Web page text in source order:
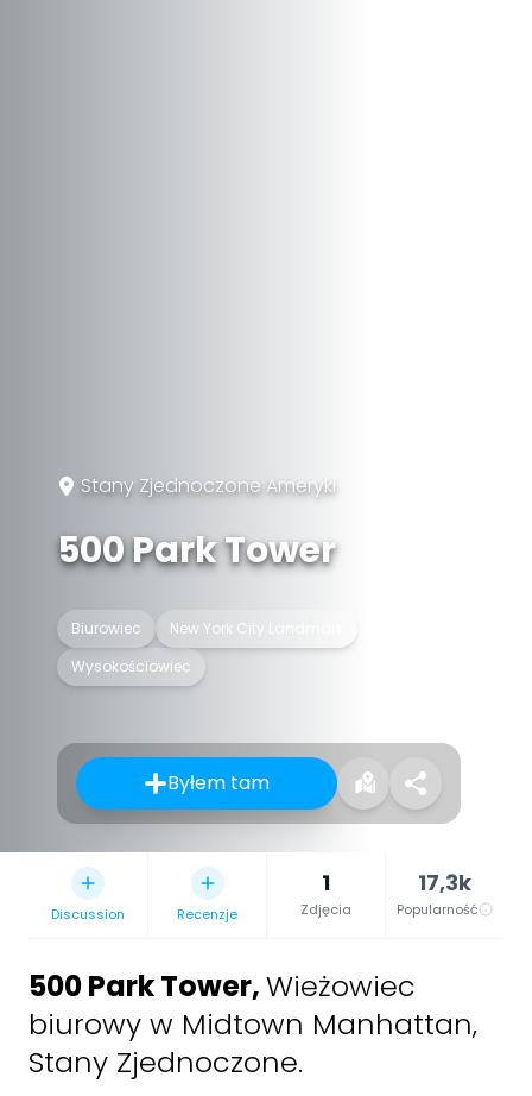
Stany Zjednoczone Ameryki
500 Park Tower
Biurowiec
New York City Landmark
Wysokościowiec
Byłem tam
Discussion Recenzje
1
Zdjęcia
17,3k
Popularność
500 Park Tower,Wieżowiec
biurowy w Midtown Manhattan,
Stany Zjednoczone.